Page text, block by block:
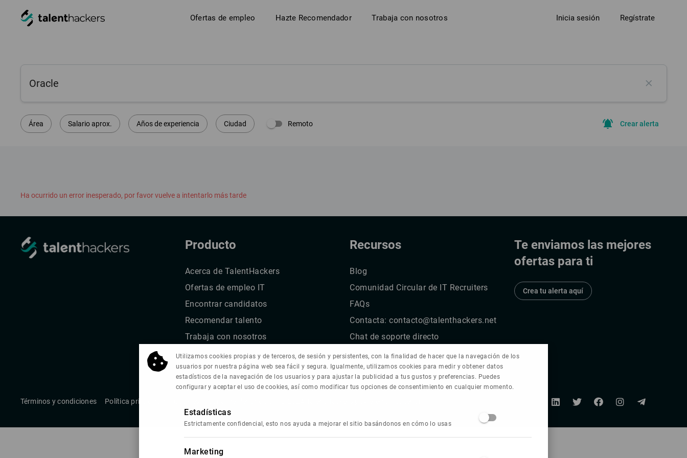
Ofertas de empleo Hazte Recomendador Trabaja con nosotros Inicia sesión Regístrate
close
Área Salario aprox. Años de experiencia Ciudad Remoto notifications_active Crear alerta
Ha ocurrido un error inesperado, por favor vuelve a intentarlo más tarde
Producto
Acerca de TalentHackers
Ofertas de empleo IT
Encontrar candidatos
Recomendar talento
Trabaja con nosotros
Recursos
Blog
Comunidad Circular de IT Recruiters
FAQs
Contacta: contacto@talenthackers.net
Chat de soporte directo
Te enviamos las mejores
ofertas para ti
Crea tu alerta aquí
Términos y condiciones Política privacidad
Utilizamos cookies propias y de terceros, de sesión y persistentes, con la finalidad de hacer que la navegación de los
usuarios por nuestra página web sea fácil y segura. Igualmente, utilizamos cookies para medir y obtener datos
estadísticos de la navegación de los usuarios y para ajustar la publicidad a tus gustos y preferencias. Puedes
configurar y aceptar el uso de cookies, así como modificar tus opciones de consentimiento en cualquier momento.
Estadísticas
Estrictamente confidencial, esto nos ayuda a mejorar el sitio basándonos en cómo lo usas
Marketing